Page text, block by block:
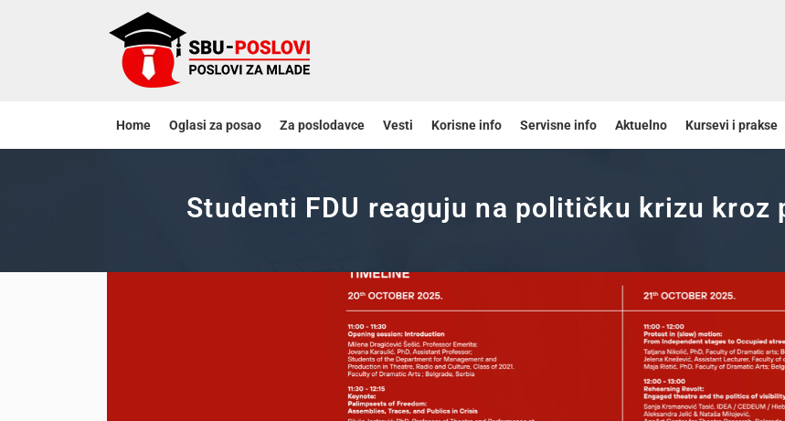
Home Oglasi za posao Za poslodavce Vesti Korisne info Servisne info Aktuelno Kursevi i prakse
Studenti FDU reaguju na političku krizu kroz